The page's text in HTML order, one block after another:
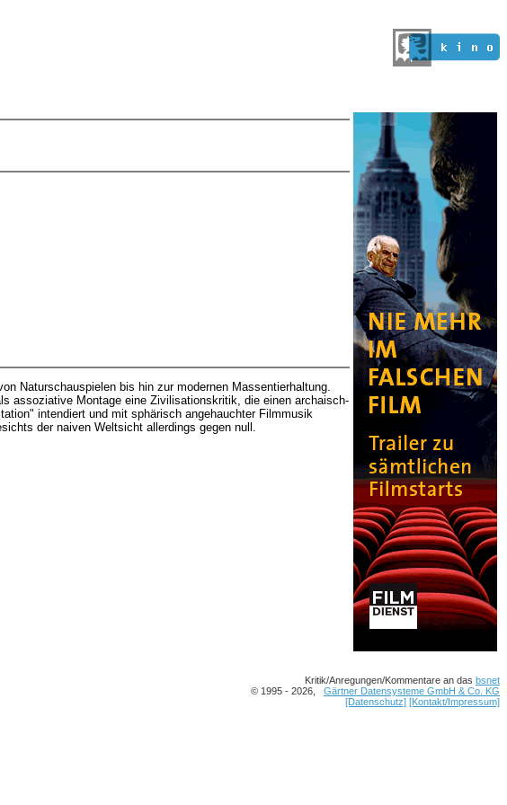
Naturschauspielen bis hin zur modernen Massentierhaltung.
assoziative Montage eine Zivilisationskritik, die einen archaisch-
intendiert und mit sphärisch angehauchter Filmmusik
der naiven Weltsicht allerdings gegen null.
Kritik/Anregungen/Kommentare an das bsnet
© 1995 - 2026, Gärtner Datensysteme GmbH & Co. KG
[Datenschutz] [Kontakt/Impressum]